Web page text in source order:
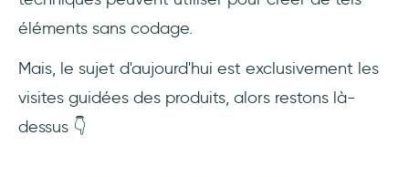
éléments sans codage.
Mais, le sujet d'aujourd'hui est exclusivement les
visites guidées des produits, alors restons là-
dessus 👇